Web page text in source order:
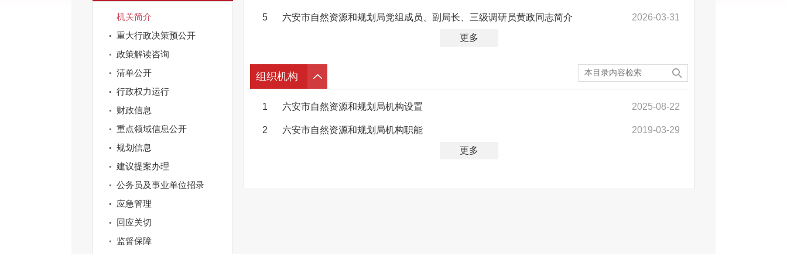
机关简介
重大行政决策预公开
政策解读咨询
清单公开
行政权力运行
财政信息
重点领域信息公开
规划信息
建议提案办理
公务员及事业单位招录
应急管理
回应关切
监督保障
5 六安市自然资源和规划局党组成员、副局长、三级调研员黄政同志简介 2026-03-31
更多
组织机构
1 六安市自然资源和规划局机构设置 2025-08-22
2 六安市自然资源和规划局机构职能 2019-03-29
更多